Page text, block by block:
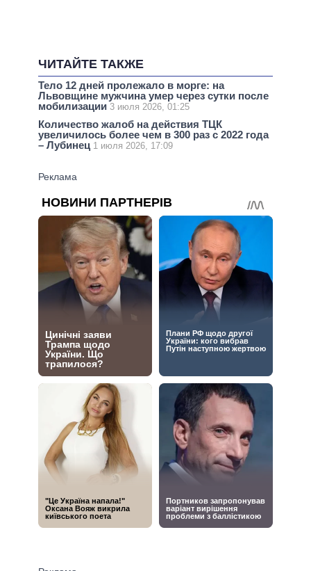
ЧИТАЙТЕ ТАКЖЕ
Тело 12 дней пролежало в морге: на
Львовщине мужчина умер через сутки после
мобилизации 3 июля 2026, 01:25
Количество жалоб на действия ТЦК
увеличилось более чем в 300 раз с 2022 года
– Лубинец 1 июля 2026, 17:09